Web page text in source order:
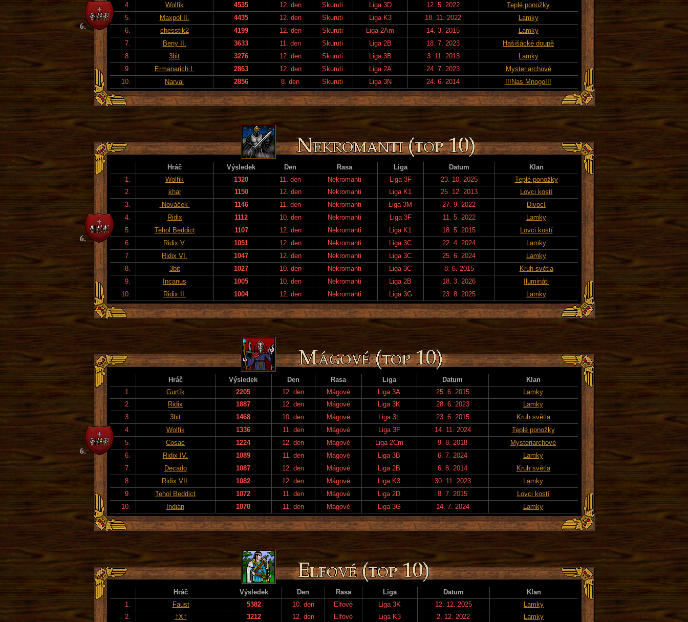
4.
Wolfik 4535 12. den Skuruti Liga 3D 12. 5. 2022
Teplé ponožky
5.
Maxpol II. 4435 12. den Skuruti Liga K3 18. 11. 2022
Lamky
6.
chesstik2 4199 12. den Skuruti Liga 2Am 14. 3. 2015
Lamky
7.
Beny II. 3633 11. den Skuruti Liga 2B 18. 7. 2023
Hašišácké doupě
8.
3bit 3276 12. den Skuruti Liga 3B 3. 11. 2013
Lamky
9.
Ermanarich I. 2863 12. den Skuruti Liga 2A 24. 7. 2023
Mysteriarchové
10.
Narval 2856 8. den Skuruti Liga 3N 24. 6. 2014 !!!Nas Mnogo!!!
Hráč Výsledek Den Rasa Liga Datum
Klan
1.
Wolfik 1320 11. den Nekromanti Liga 3F 23. 10. 2025
Teplé ponožky
2.
khar 1150 12. den Nekromanti Liga K1 25. 12. 2013
Lovci kostí
3.
-Nováček- 1146 11. den Nekromanti Liga 3M 27. 9. 2022
Divocí
4.
Ridix 1112 10. den Nekromanti Liga 3F 11. 5. 2022
Lamky
5.
Tehol Beddict 1107 12. den Nekromanti Liga K1 18. 5. 2015
Lovci kostí
6.
Ridix V. 1051 12. den Nekromanti Liga 3C 22. 4. 2024
Lamky
7.
Ridix VI. 1047 12. den Nekromanti Liga 3C 25. 6. 2024
Lamky
8.
3bit 1027 10. den Nekromanti Liga 3C 8. 6. 2015
Kruh světla
9.
Incanus 1005 10. den Nekromanti Liga 2B 18. 3. 2026
Ilumináti
10.
Ridix II. 1004 12. den Nekromanti Liga 3G 23. 8. 2025 Lamky
Hráč Výsledek Den Rasa Liga Datum
Klan
1.
Gurtík 2205 12. den Mágové Liga 3A 25. 6. 2015
Lamky
2.
Ridix 1887 12. den Mágové Liga 3K 28. 6. 2023
Lamky
3.
3bit 1468 10. den Mágové Liga 3L 23. 6. 2015
Kruh světla
4.
Wolfik 1336 11. den Mágové Liga 3F 14. 11. 2024
Teplé ponožky
5.
Cosac 1224 12. den Mágové Liga 2Cm 9. 8. 2018
Mysteriarchové
6.
Ridix IV. 1089 11. den Mágové Liga 3B 6. 7. 2024
Lamky
7.
Decado 1087 12. den Mágové Liga 2B 6. 8. 2014
Kruh světla
8.
Ridix VII. 1082 12. den Mágové Liga K3 30. 11. 2023
Lamky
9.
Tehol Beddict 1072 11. den Mágové Liga 2D 8. 7. 2015
Lovci kostí
10.
Indián 1070 11. den Mágové Liga 3G 14. 7. 2024 Lamky
Hráč Výsledek Den Rasa Liga Datum
Klan
1.
Faust 5382 10. den Elfové Liga 3K 12. 12. 2025
Lamky
2.
†X† 3212 12. den Elfové Liga K3 2. 12. 2022 Lamky